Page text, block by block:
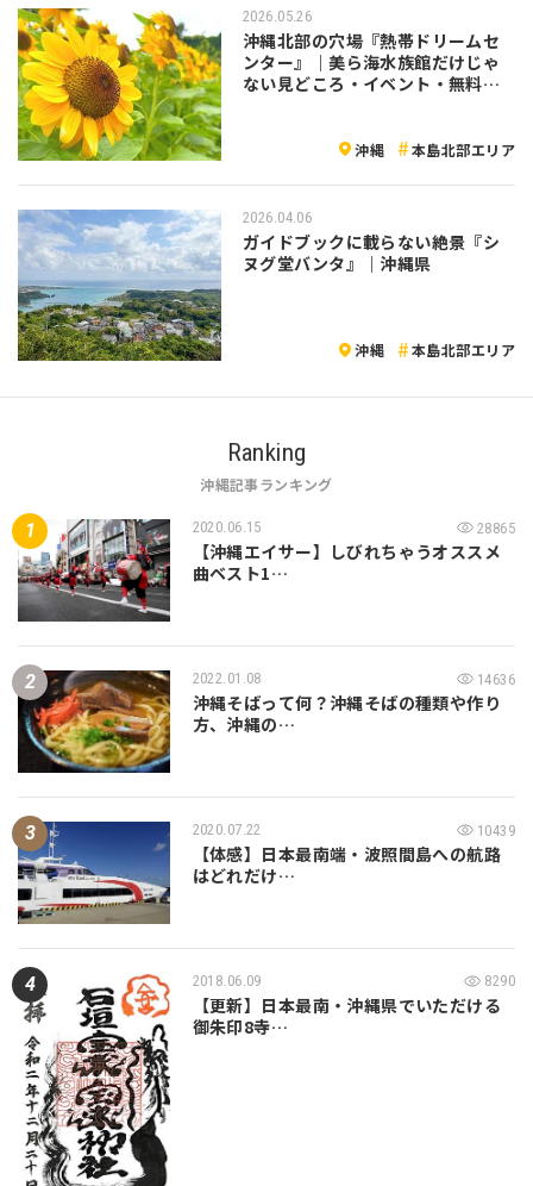
2026.05.26
沖縄北部の穴場『熱帯ドリームセ
ンター』｜美ら海水族館だけじゃ
ない見どころ・イベント・無料入
沖縄 本島北部エリア
2026.04.06
ガイドブックに載らない絶景『シ
ヌグ堂バンタ』｜沖縄県
沖縄 本島北部エリア
Ranking
沖縄記事ランキング
2020.06.15 28865
【沖縄エイサー】しびれちゃうオススメ
曲ベスト1…
2022.01.08 14636
沖縄そばって何？沖縄そばの種類や作り
方、沖縄の…
2020.07.22 10439
【体感】日本最南端・波照間島への航路
はどれだけ…
2018.06.09 8290
【更新】日本最南・沖縄県でいただける
御朱印8寺…